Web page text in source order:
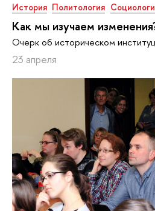
История Политология
Как мы изучаем
Очерк об историческом
23 апреля